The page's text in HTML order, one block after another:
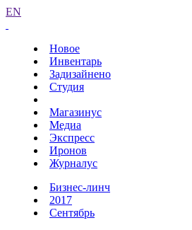
EN
Новое
Инвентарь
Задизайнено
Студия
Магазинус
Медиа
Экспресс
Иронов
Журналус
Бизнес-линч
2017
Сентябрь